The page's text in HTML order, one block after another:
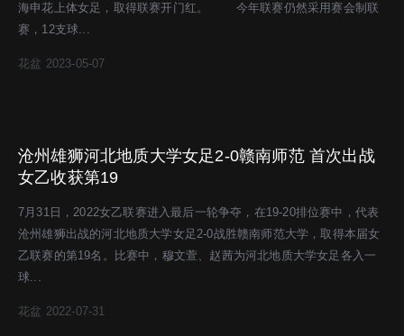
海申花上体女足，取得联赛开门红。 今年联赛仍然采用赛会制联
赛，12支球...
花盆 2023-05-07
沧州雄狮河北地质大学女足2-0赣南师范 首次出战
女乙收获第19
7月31日，2022女乙联赛进入最后一轮争夺，在19-20排位赛中，代表
沧州雄狮出战的河北地质大学女足2-0战胜赣南师范大学，取得本届女
乙联赛的第19名。比赛中，穆文萱、赵茜为河北地质大学女足各入一
球...
花盆 2022-07-31